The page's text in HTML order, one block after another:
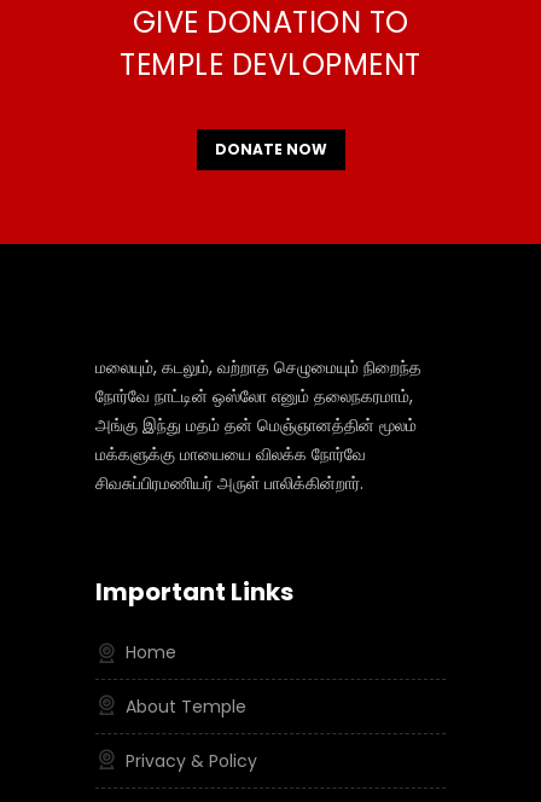
GIVE DONATION TO
TEMPLE DEVLOPMENT
DONATE NOW
மலையும், கடலும், வற்றாத செழுமையும் நிறைந்த
நோர்வே நாட்டின் ஒஸ்லோ எனும் தலைநகரமாம்,
அங்கு இந்து மதம் தன் மெஞ்ஞானத்தின் மூலம்
மக்களுக்கு மாயையை விலக்க நோர்வே
சிவசுப்பிரமணியர் அருள் பாலிக்கின்றார்.
Important Links
Home
About Temple
Privacy & Policy